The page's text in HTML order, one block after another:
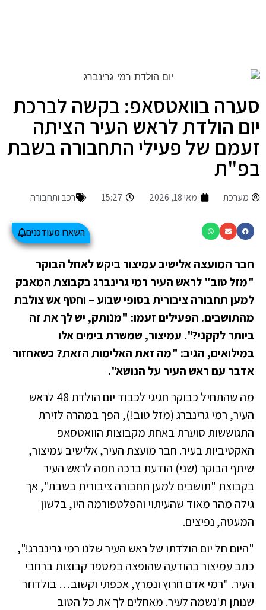
סערה בוואטסאפ: בקשה לברכת
יום הולדת לראש העיר הציתה
זעמם של פעילי התחבורה בשבת
בפ"ת
מערכת מאי 18, 2026 15:27 רכב ותחבורה
השארו מעודכנים
חבר המועצה אלישיב עמיצור ביקש לאחל הבוקר
"מזל טוב" לראש העיר רמי גרינברג בקבוצת המאבק
למען תחבורה ציבורית בסופי שבוע – וחטף אש צולבת
מהתושבים. הפעילים זעמו: "מנותק, יש לך את זה
ביותר לקקני?". עמיצור, שמשרת בימים אלו
במילואים, הגיב: "מה זאת האלימות הזאת? כשאחזור
אדבר עם ראש העיר על הנושא".
מה שהתחיל כבוקר חגיגי לכבוד יום הולדת 48 לראש
העיר, רמי גרינברג (מזל טוב!), הפך במהרה לזירת
התגוששות סוערת באחת מקבוצות הוואטסאפ
האקטיביות בעיר. חבר מועצת העיר, אלישיב עמיצור,
שיתף הבוקר (שני) הודעת ברכה חמה לראש העיר
בקבוצת "תושבים למען תחבורה ציבורית בשבת", אך
גילה מהר מאוד שהעיתוי והפלטפורמה היו, בלשון
המעטה, נפיצים.
"היום חל יום הולדתו של ראש העיר שלנו רמי גרינברג!",
כתב עמיצור בהודעה שהופצה במספר קבוצות ברחבי
העיר. "רמי אדם חרוץ ונמרץ, אכפתי וקשוב… בולדוזר
שנותן ת'נשמה לעיר. מאחלים לך את כל הטוב